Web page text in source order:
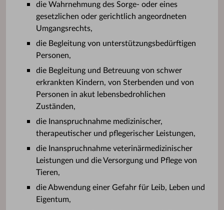
die Wahrnehmung des Sorge- oder eines
gesetzlichen oder gerichtlich angeordneten
Umgangsrechts,
die Begleitung von unterstützungsbedürftigen
Personen,
die Begleitung und Betreuung von schwer
erkrankten Kindern, von Sterbenden und von
Personen in akut lebensbedrohlichen
Zuständen,
die Inanspruchnahme medizinischer,
therapeutischer und pflegerischer Leistungen,
die Inanspruchnahme veterinärmedizinischer
Leistungen und die Versorgung und Pflege von
Tieren,
die Abwendung einer Gefahr für Leib, Leben und
Eigentum,